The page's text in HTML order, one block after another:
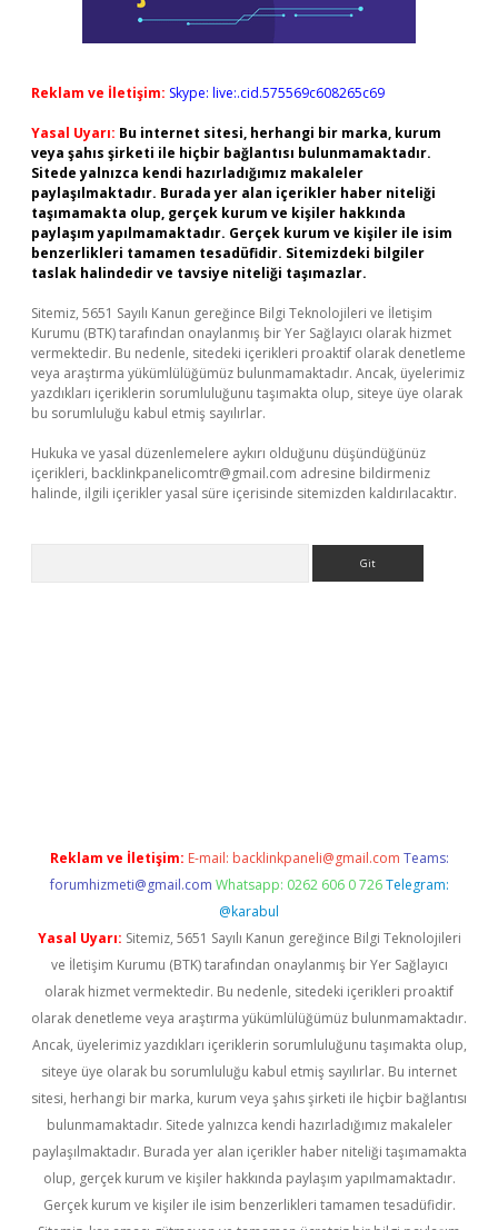
Reklam ve İletişim: Skype: live:.cid.575569c608265c69
Yasal Uyarı: Bu internet sitesi, herhangi bir marka, kurum
veya şahıs şirketi ile hiçbir bağlantısı bulunmamaktadır.
Sitede yalnızca kendi hazırladığımız makaleler
paylaşılmaktadır. Burada yer alan içerikler haber niteliği
taşımamakta olup, gerçek kurum ve kişiler hakkında
paylaşım yapılmamaktadır. Gerçek kurum ve kişiler ile isim
benzerlikleri tamamen tesadüfidir. Sitemizdeki bilgiler
taslak halindedir ve tavsiye niteliği taşımazlar.
Sitemiz, 5651 Sayılı Kanun gereğince Bilgi Teknolojileri ve İletişim
Kurumu (BTK) tarafından onaylanmış bir Yer Sağlayıcı olarak hizmet
vermektedir. Bu nedenle, sitedeki içerikleri proaktif olarak denetleme
veya araştırma yükümlülüğümüz bulunmamaktadır. Ancak, üyelerimiz
yazdıkları içeriklerin sorumluluğunu taşımakta olup, siteye üye olarak
bu sorumluluğu kabul etmiş sayılırlar.
Hukuka ve yasal düzenlemelere aykırı olduğunu düşündüğünüz
içerikleri, backlinkpanelicomtr@gmail.com adresine bildirmeniz
halinde, ilgili içerikler yasal süre içerisinde sitemizden kaldırılacaktır.
Reklam ve İletişim: E-mail: backlinkpaneli@gmail.com Teams:
forumhizmeti@gmail.com Whatsapp: 0262 606 0 726 Telegram:
@karabul
Yasal Uyarı: Sitemiz, 5651 Sayılı Kanun gereğince Bilgi Teknolojileri
ve İletişim Kurumu (BTK) tarafından onaylanmış bir Yer Sağlayıcı
olarak hizmet vermektedir. Bu nedenle, sitedeki içerikleri proaktif
olarak denetleme veya araştırma yükümlülüğümüz bulunmamaktadır.
Ancak, üyelerimiz yazdıkları içeriklerin sorumluluğunu taşımakta olup,
siteye üye olarak bu sorumluluğu kabul etmiş sayılırlar. Bu internet
sitesi, herhangi bir marka, kurum veya şahıs şirketi ile hiçbir bağlantısı
bulunmamaktadır. Sitede yalnızca kendi hazırladığımız makaleler
paylaşılmaktadır. Burada yer alan içerikler haber niteliği taşımamakta
olup, gerçek kurum ve kişiler hakkında paylaşım yapılmamaktadır.
Gerçek kurum ve kişiler ile isim benzerlikleri tamamen tesadüfidir.